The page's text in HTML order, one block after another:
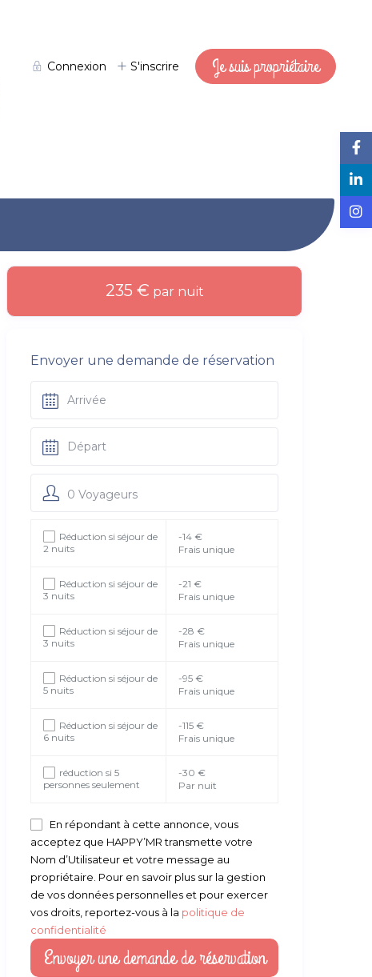
Connexion S'inscrire Je suis propriétaire
235 € par nuit
Envoyer une demande de réservation
0 Voyageurs
Réduction si séjour de
2 nuits
-14 €
Frais unique
Réduction si séjour de
3 nuits
-21 €
Frais unique
Réduction si séjour de
3 nuits
-28 €
Frais unique
Réduction si séjour de
5 nuits
-95 €
Frais unique
Réduction si séjour de
6 nuits
-115 €
Frais unique
réduction si 5
personnes seulement
-30 €
Par nuit
En répondant à cette annonce, vous
acceptez que HAPPY’MR transmette votre
Nom d’Utilisateur et votre message au
propriétaire. Pour en savoir plus sur la gestion
de vos données personnelles et pour exercer
vos droits, reportez-vous à la politique de
confidentialité